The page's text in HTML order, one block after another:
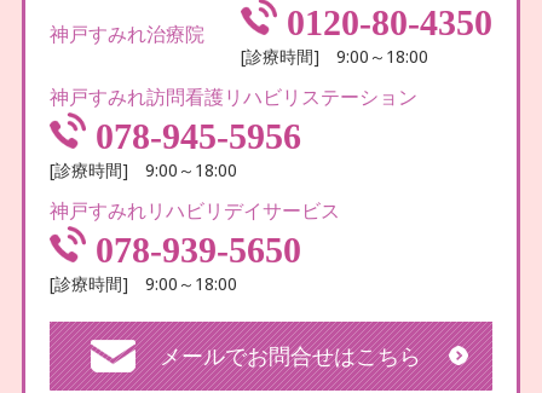
神戸すみれ治療院 0120-80-4350
[診療時間] 9:00～18:00
神戸すみれ訪問看護リハビリステーション
078-945-5956
[診療時間] 9:00～18:00
神戸すみれリハビリデイサービス
078-939-5650
[診療時間] 9:00～18:00
メールでお問合せはこちら